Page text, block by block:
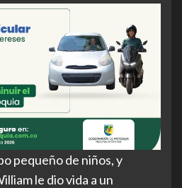
pequeño de niños, y
le dio vida a un